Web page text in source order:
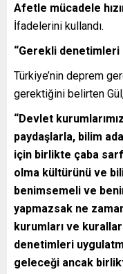
Afetle mücadele
İfadelerini kullandı.
“Gerekli denetimleri
Türkiye’nin deprem
gerektiğini belirten
“Devlet
paydaşlarla, bilim
için birlikte çaba
olma kültürünü ve
benimsemeli ve
yapmazsak ne
kurumları ve
denetimleri
geleceği ancak